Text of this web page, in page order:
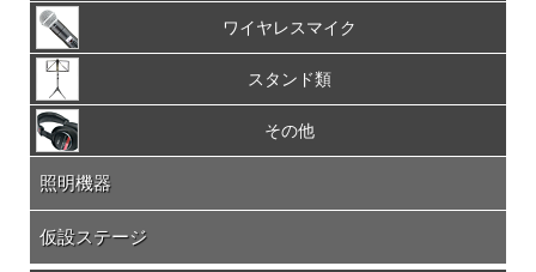
ワイヤレスマイク
スタンド類
その他
照明機器
仮設ステージ